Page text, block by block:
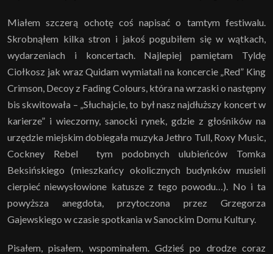
Miałem szczerą ochotę coś napisać o tamtym festiwalu.
Skrobnąłem kilka stron i jakoś pogubiłem się w wątkach,
wydarzeniach i koncertach. Najlepiej pamiętam Tyldę
Ciołkosz jak wraz Quidam wymiatali na koncercie „Red” King
Crimson, Decoy z Fading Colours, która na wrzaski o następny
bis skwitowała – „Słuchajcie, to był nasz najdłuższy koncert w
karierze” i wieczorny, sanocki rynek, gdzie z głośników na
urzędzie miejskim dobiegała muzyka Jethro Tull, Roxy Music,
Cockney Rebel tym podobnych ulubieńców Tomka
Beksińskiego (mieszkańcy okolicznych budynków musieli
cierpieć niewysłowione katusze z tego powodu…). No i ta
powyższa anegdota, przytoczona przez Grzegorza
Gajewskiego w czasie spotkania w Sanockim Domu Kultury.
Pisałem, pisałem, wspominałem. Gdzieś po drodze coraz